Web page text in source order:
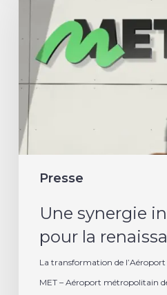
Presse
innovante
renaissance
du
MET
Une synergie
pour la
La transformation de
MET – Aéroport métropolitain